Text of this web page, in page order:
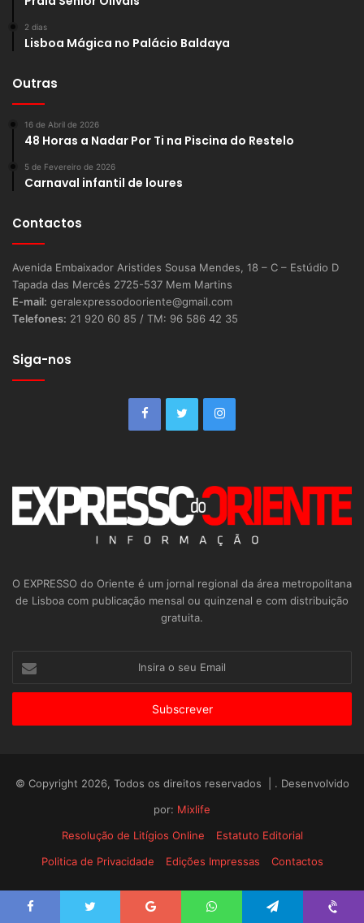
2 dias
Lisboa Mágica no Palácio Baldaya
Outras
16 de Abril de 2026
48 Horas a Nadar Por Ti na Piscina do Restelo
5 de Fevereiro de 2026
Carnaval infantil de loures
Contactos
Avenida Embaixador Aristides Sousa Mendes, 18 – C – Estúdio D
Tapada das Mercês 2725-537 Mem Martins
E-mail: geralexpressodooriente@gmail.com
Telefones: 21 920 60 85 / TM: 96 586 42 35
Siga-nos
O EXPRESSO do Oriente é um jornal regional da área metropolitana
de Lisboa com publicação mensal ou quinzenal e com distribuição
gratuita.
seu
© Copyright 2026, Todos os direitos reservados | . Desenvolvido
por: Mixlife
Resolução de Litígios Online
Estatuto Editorial
Politica de Privacidade
Edições Impressas Contactos